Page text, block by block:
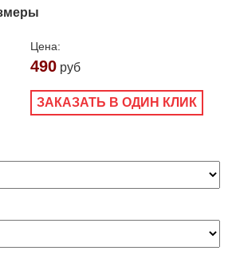
Цена:
490 руб
ЗАКАЗАТЬ В ОДИН КЛИК